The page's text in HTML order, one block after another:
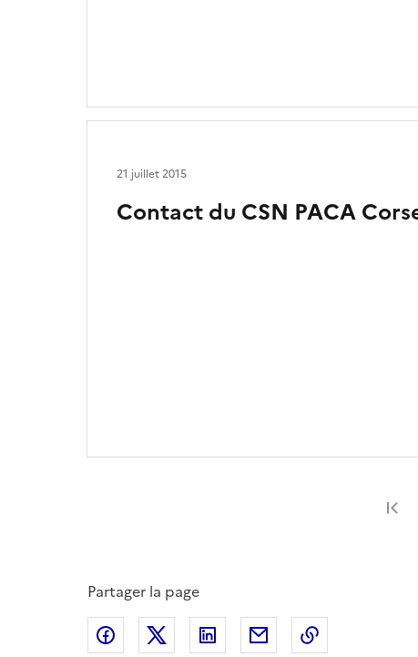
Contact du CSN PACA
21 juillet 2015
Partager la page
Partager sur Facebook
Partager sur XPartager sur LinkedIn
Partager par email